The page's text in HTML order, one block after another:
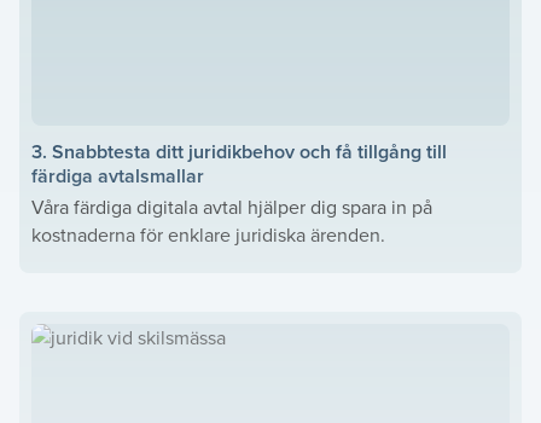
3. Snabbtesta ditt juridikbehov och få tillgång till
färdiga avtalsmallar
Våra färdiga digitala avtal hjälper dig spara in på
kostnaderna för enklare juridiska ärenden.